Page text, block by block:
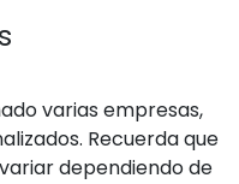
varias empresas,
Recuerda que
dependiendo de